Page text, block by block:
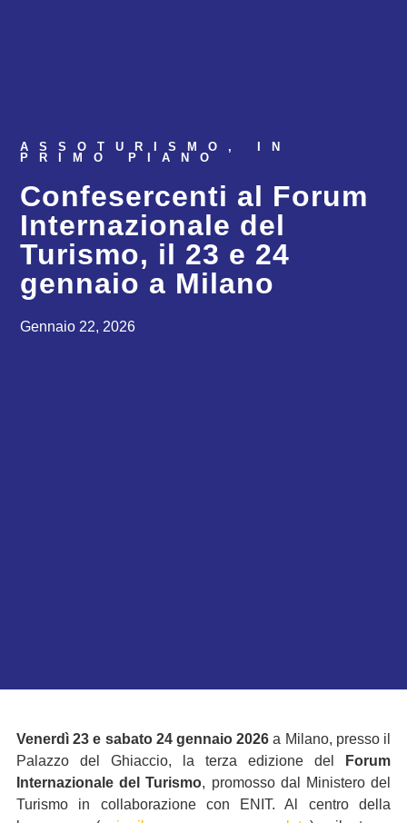
ASSOTURISMO ,IN
PRIMO PIANO
Confesercenti al Forum
Internazionale del
Turismo, il 23 e 24
gennaio a Milano
Gennaio 22, 2026
Venerdì 23 e sabato 24 gennaio 2026 a Milano, presso il
Palazzo del Ghiaccio, la terza edizione del
Forum
Internazionale del Turismo, promosso dal Ministero del
Turismo in collaborazione con ENIT. Al centro della